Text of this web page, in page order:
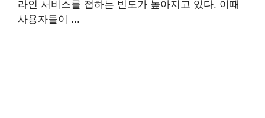
라인 서비스를 접하는 빈도가 높아지고 있다. 이때
사용자들이 ...